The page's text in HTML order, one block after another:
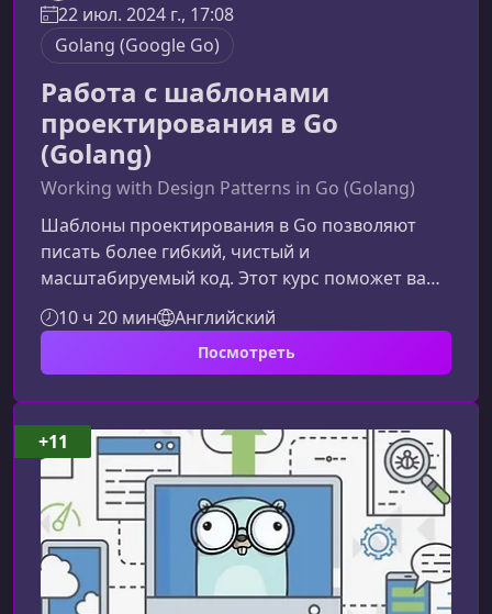
22 июл. 2024 г., 17:08
Golang (Google Go)
Работа с шаблонами
проектирования в Go
(Golang)
Working with Design Patterns in Go (Golang)
Шаблоны проектирования в Go позволяют
писать более гибкий, чистый и
масштабируемый код. Этот курс поможет вам
понять принципы, стоящие за шаблонами, и
научит применять их в реальных проектах на
Golang.Что вы изучите в этом курсеМы
разберём ключевые категории шаблонов
проектирования, их роль в архитектуре Go-
приложений и реальные ситуации, когда их
стоит применять.Порождающие шаблоныВы
узнаете, как правильно создавать объекты и
управлять их
10 ч 20 мин Английский
Посмотреть
+11